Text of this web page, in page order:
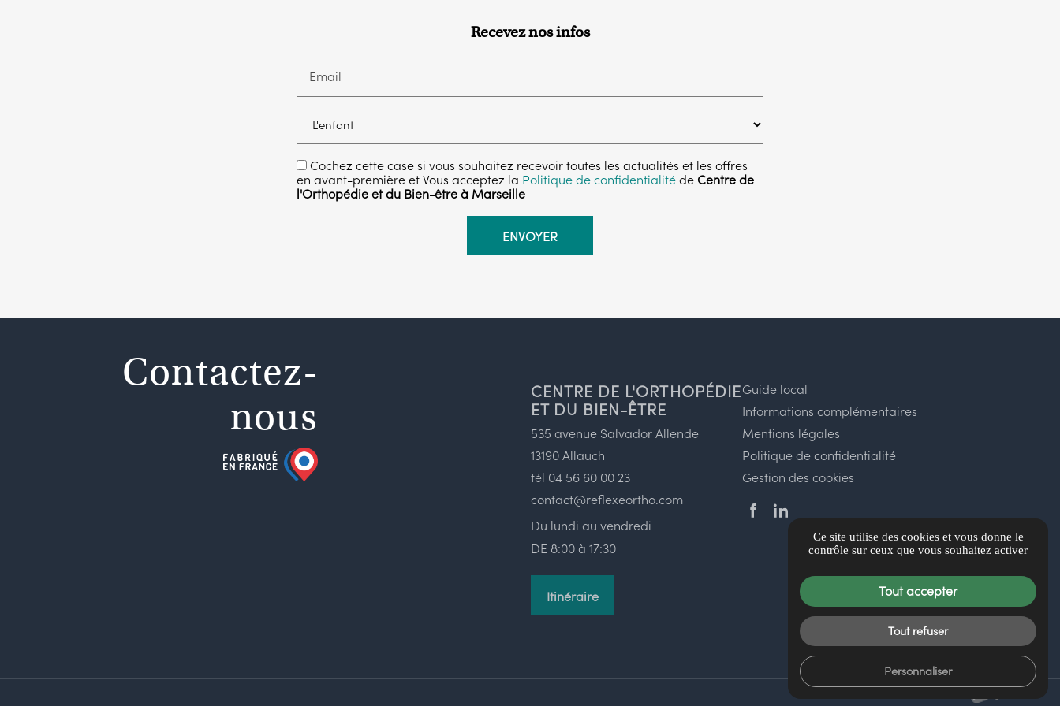
Recevez nos infos
Email
Cochez cette case si vous souhaitez recevoir toutes les actualités et les offres
en avant-première et Vous acceptez la Politique de confidentialitédeCentre de
l'Orthopédie et du Bien-être à Marseille
Contactez-
nous
CENTRE DE L'ORTHOPÉDIE
ET DU BIEN-ÊTRE
535 avenue Salvador Allende
13190 Allauch
tél 04 56 60 00 23
contact@reflexeortho.com
Du lundi au vendredi
DE 8:00 à 17:30
Itinéraire
Guide local
Informations complémentaires
Mentions légales
Politique de confidentialité
Gestion des cookies
Ce site utilise des cookies et vous donne le
contrôle sur ceux que vous souhaitez activer
Tout accepter
Tout refuser
Personnaliser